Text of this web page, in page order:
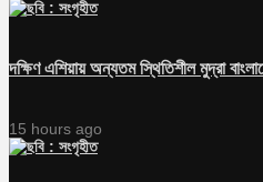
দক্ষিণ এশিয়ায় অন্যতম স্থিতিশীল মুদ্রা
15 hours ago